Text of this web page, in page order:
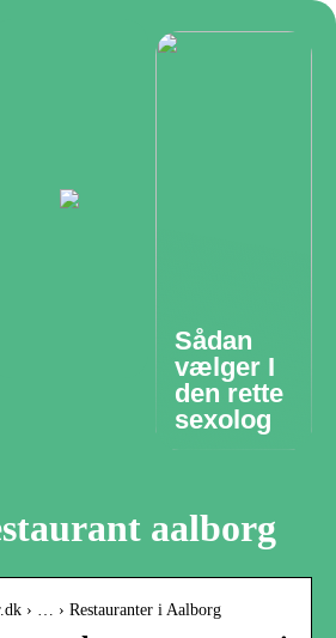
Sådan
vælger I
den rette
sexolog
aalborg
› … › Restauranter i Aalborg